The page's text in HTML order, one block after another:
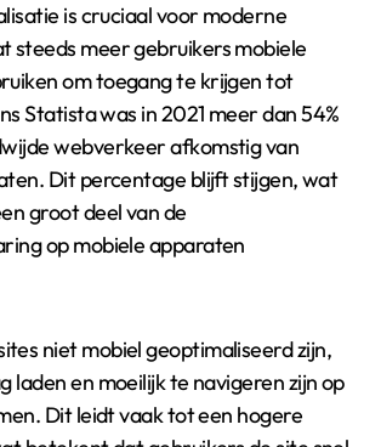
is cruciaal voor moderne
steeds meer gebruikers mobiele
om toegang te krijgen tot
Statista was in 2021 meer dan 54%
webverkeer afkomstig van
Dit percentage blijft stijgen, wat
groot deel van de
op mobiele apparaten
niet mobiel geoptimaliseerd zijn,
laden en moeilijk te navigeren zijn op
Dit leidt vaak tot een hogere